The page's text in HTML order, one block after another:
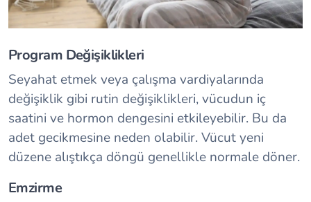
Program Değişiklikleri
Seyahat etmek veya çalışma vardiyalarında
değişiklik gibi rutin değişiklikleri, vücudun iç
saatini ve hormon dengesini etkileyebilir. Bu da
adet gecikmesine neden olabilir. Vücut yeni
düzene alıştıkça döngü genellikle normale döner.
Emzirme